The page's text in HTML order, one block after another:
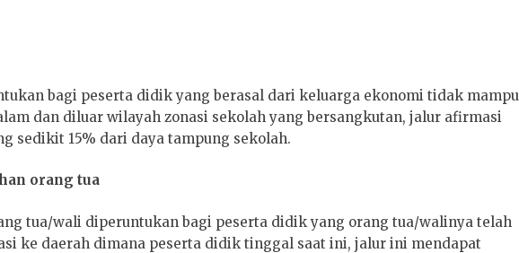
bagi peserta didik yang berasal dari keluarga ekonomi tidak mampu
dan diluar wilayah zonasi sekolah yang bersangkutan, jalur afirmasi
sedikit 15% dari daya tampung sekolah.
orang tua
tua/wali diperuntukan bagi peserta didik yang orang tua/walinya telah
ke daerah dimana peserta didik tinggal saat ini, jalur ini mendapat